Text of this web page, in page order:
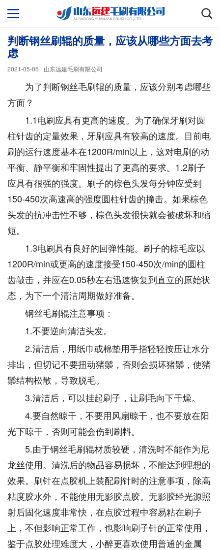
判断钢丝刷辊的质量，应该从哪些方面去考
虑
2021-05-05 山东远建毛刷有限公司
为了判断钢丝毛刷辊的质量，应该分别考虑哪些
方面？
1.1电刷应具有更高的速度。为了确保牙刷对圆
柱针齿的定量效果，牙刷应具有较高的速度。目前电
刷的运行速度基本在1200R/min以上，这对电刷的动
平衡、静平衡和牢固性提出了更高的要求。1.2刷子
应具有很强的强度。刷子的棕色头发每分钟应受到
150-450次高速高的强度圆柱针齿的撞击。如果棕色
头发的抗冲击性不够，棕色头发很快就会被破坏和缩
短。
1.3电刷具有良好的回弹性能。刷子的棕毛应以
1200R/min或更高的速度接受150-450次/min的圆柱
齿敲击，并应在0.05秒左右迅速恢复到直立的原始状
态，为下一个清洁周期做好准备。
钢丝毛刷辊注意事项：
1.不要逆向清洁头发。
2.清洁后，用纸巾或棉垫用手指轻轻按压让水分
排出，但切记不要扭动猪鬃，否则会损坏猪鬃，使猪
鬃结构松散，导致脱毛。
3.清洁后，可以挂起刷子，让刷毛向下干燥。
4.要自然晾干，不要用风扇晾干，也不要放在阳
光下晾干，否则可能会伤到刷料。
5.由于钢丝毛刷辊材质较硬，清洗时不能作为尼
龙丝使用。清洗后的物品容易损坏，不能达到理想的
效果。刷针在点胶机上装配刷针时的注意事项，除高
粘度胶水外，不能使用无影胶点胶。无影胶经光源照
射后固化速度非常快，在点胶过程中容易粘在刷子
上，不但影响正常工作，也影响刷子针的正常使用，
鉴于点胶处理难度大，小醉更喜欢使用普通的金属